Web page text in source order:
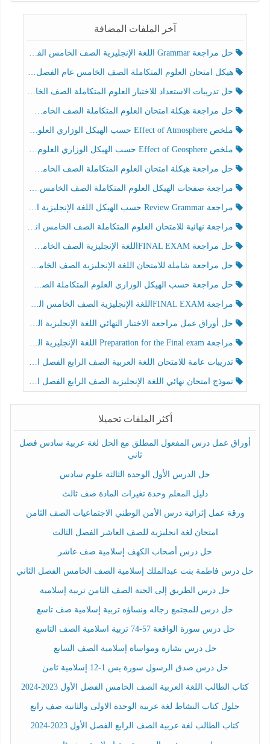
آخر الملفات المضافة
حل مراجعة Grammar اللغة الإنجليزية الصف الخامس الفصل الثالث
هيكل امتحان العلوم المتكاملة الصف الخامس عام الفصل الدراسي الثالث 2025-2026
حل تدريبات الاستعداد للاختبار العلوم المتكاملة الصف الخامس عام الفصل الثالث
حل مراجعة هيكلة امتحان العلوم المتكاملة الصف الخامس انسبير الفصل الثالث
ملخص Effect of Atmosphere حسب الهيكل الوزاري العلوم المتكاملة الصف الخامس انسبير الفصل الثالث
ملخص Effect of Geosphere حسب الهيكل الوزاري العلوم المتكاملة الصف الخامس انسبير الفصل الثالث
حل مراجعة هيكلة امتحان العلوم المتكاملة الصف الخامس عام الفصل الثالث
مراجعة صفحات الهيكل العلوم المتكاملة الصف الخامس انسبير الفصل الثالث
مراجعة Review Grammar حسب الهيكل اللغة الإنجليزية الصف الخامس الفصل الثالث
مراجعة نهائية للامتحان العلوم المتكاملة الصف الخامس انسبير الفصل الثالث
حل مراجعة FINAL EXAMاللغة الإنجليزية الصف الخامس الفصل الثالث
حل مراجعة شاملة للامتحان اللغة الإنجليزية الصف الخامس الفصل الثالث
حل مراجعة حسب الهيكل الوزاري العلوم المتكاملة الصف الخامس عام الفصل الثالث
مراجعة FINAL EXAMاللغة الإنجليزية الصف الخامس الفصل الثالث
حل أوراق عمل مراجعة الاختبار النهائي اللغة الإنجليزية الصف الرابع الفصل الثالث
مراجعة Preparation for the Final exam اللغة الإنجليزية الصف الرابع الفصل الثالث
تدريبات عامة للامتحان اللغة العربية الصف الرابع الفصل الثالث
نموذج امتحان نهائي اللغة الإنجليزية الصف الرابع الفصل الثالث
أكثر الملفات تحميلا
أوراق عمل درس المفعول المطلق مع الحل لغة عربية سادس فصل
ثاني
حل الدرس الأول الوحدة الثالثة علوم سادس
دليل المعلم وحدة تغيرات المادة صف ثالث
ورقة عمل إثرائية درس الأمن الوطني الاجتماعيات الصف الثامن
امتحان لغة انجليزية للصف العاشر الفصل الثالث
حل درس أصحاب الكهف إسلامية صف عاشر
حل درس فاطمة بنت عبدالملك إسلامية الصف الخامس الفصل الثاني
حل درس الطريق إلى الجنة الصف الثامن تربية إسلامية
حل درس للمجتمع رجاله ونساؤه تربية إسلامية صف تاسع
حل درس سورة الواقعة 57-74 تربية اسلامية الصف التاسع
حل درس بشارة ومواساة إسلامية الصف السابع
حل درس صدق الرسول سورة يس 1-12 إسلامية ثامن
كتاب الطالب اللغة العربية الصف الخامس الفصل الأول 2023-2024
حلول كتاب النشاط لغة عربية الوحدة الاولى والثانية صف رابع
كتاب الطالب لغة عربية الصف الرابع الفصل الأول 2023-2024